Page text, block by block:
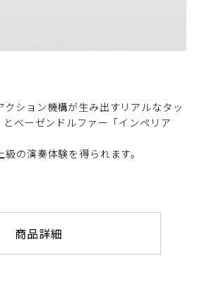
クション機構が生み出すリアルなタッ
とベーゼンドルファー「インペリア
の演奏体験を得られます。
商品詳細